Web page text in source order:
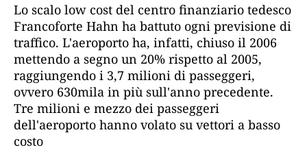
Lo scalo low cost del centro finanziario tedesco
Francoforte Hahn ha battuto ogni previsione di
traffico. L'aeroporto ha, infatti, chiuso il 2006
mettendo a segno un 20% rispetto al 2005,
raggiungendo i 3,7 milioni di passeggeri,
ovvero 630mila in più sull'anno precedente.
Tre milioni e mezzo dei passeggeri
dell'aeroporto hanno volato su vettori a basso
costo